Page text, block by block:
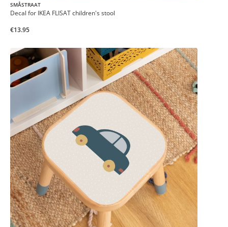
SMÅSTRAAT
Decal for IKEA FLISAT children's stool
€13.95